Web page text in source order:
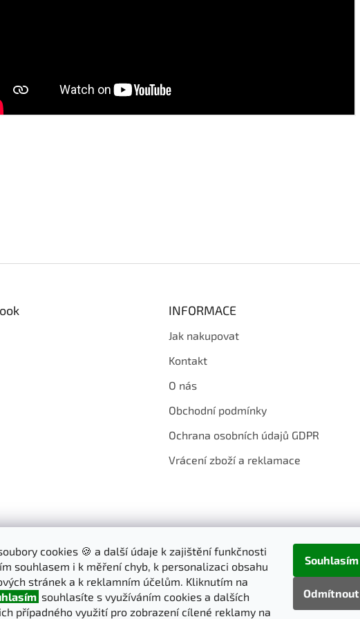
cookies 🍪 a další údaje k zajištění funkčnosti
souhlasem i k měření chyb, k personalizaci obsahu
stránek a k reklamním účelům. Kliknutím na
souhlasíte s využíváním cookies a dalších
případného využití pro zobrazení cílené reklamy na
Odmítnout
Souhlasím
INFORMACE
Jak nakupovat
Kontakt
O nás
Obchodní podmínky
Ochrana osobních údajů GDPR
Vrácení zboží a reklamace